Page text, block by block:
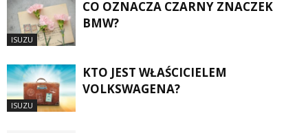
ISUZU
CO OZNACZA CZARNY ZNACZEK
BMW?
ISUZU
KTO JEST WŁAŚCICIELEM
VOLKSWAGENA?